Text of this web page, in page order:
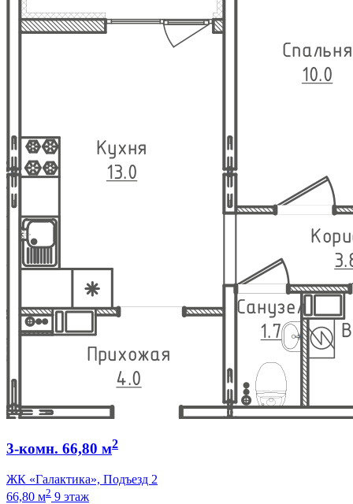
3-комн. 66,80 м2
ЖК «Галактика», Подъезд 2
66,80 м2 9 этаж